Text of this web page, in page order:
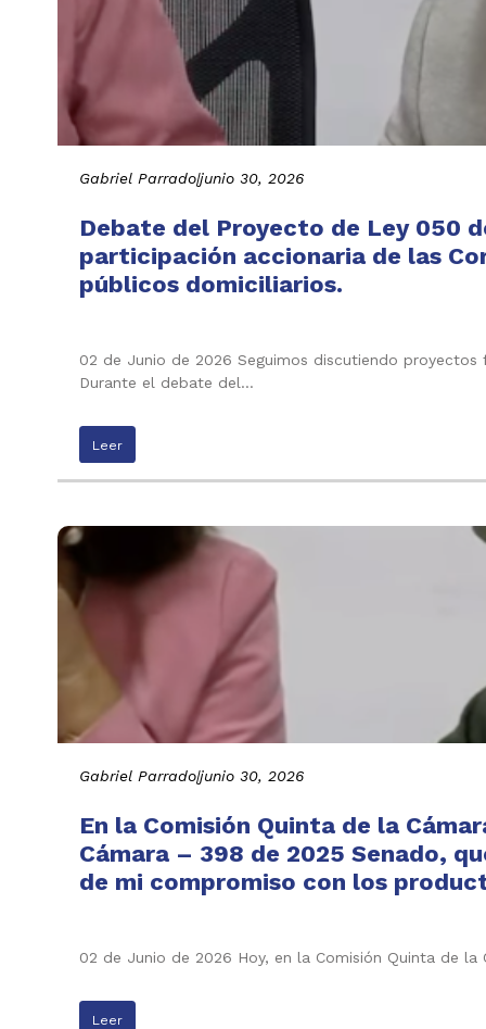
Gabriel Parrado|junio 30, 2026
Debate del Proyecto de Ley 050
participación accionaria de las
públicos domiciliarios.
02 de Junio de 2026 Seguimos discutiendo
Durante el debate del…
Leer
Gabriel Parrado|junio 30, 2026
En la Comisión Quinta de la
Cámara – 398 de 2025 Senado,
de mi compromiso con los
02 de Junio de 2026 Hoy, en la Comisión Quinta de
Leer